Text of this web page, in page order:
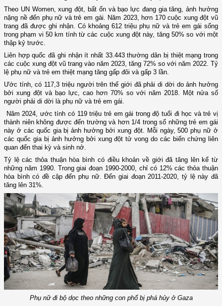
Theo UN Women, xung đột, bất ổn và bạo lực đang gia tăng, ảnh hưởng
nặng nề đến phụ nữ và trẻ em gái. Năm 2023, hơn 170 cuộc xung đột vũ
trang đã được ghi nhận. Có khoảng 612 triệu phụ nữ và trẻ em gái sống
trong phạm vi 50 km tính từ các cuộc xung đột này, tăng 50% so với một
thập kỷ trước.
Liên hợp quốc đã ghi nhận ít nhất 33.443 thường dân bị thiệt mạng trong
các cuộc xung đột vũ trang vào năm 2023, tăng 72% so với năm 2022. Tỷ
lệ phụ nữ và trẻ em thiệt mạng tăng gấp đôi và gấp 3 lần.
Ước tính, có 117,3 triệu người trên thế giới đã phải di dời do ảnh hưởng
bởi xung đột và bạo lực, cao hơn 70% so với năm 2018. Một nửa số
người phải di dời là phụ nữ và trẻ em gái.
Năm 2024, ước tính có 119 triệu trẻ em gái trong độ tuổi đi học và trẻ vị
thành niên không được đến trường và hơn 1/4 trong số những trẻ em gái
này ở các quốc gia bị ảnh hưởng bởi xung đột. Mỗi ngày, 500 phụ nữ ở
các quốc gia bị ảnh hưởng bởi xung đột tử vong do các biến chứng liên
quan đến thai kỳ và sinh nở.
Tỷ lệ các thỏa thuận hòa bình có điều khoản về giới đã tăng lên kể từ
những năm 1990. Trong giai đoạn 1990-2000, chỉ có 12% các thỏa thuận
hòa bình có đề cập đến phụ nữ. Đến giai đoạn 2011-2020, tỷ lệ này đã
tăng lên 31%.
Phụ nữ đi bộ dọc theo những con phố bị phá hủy ở Gaza